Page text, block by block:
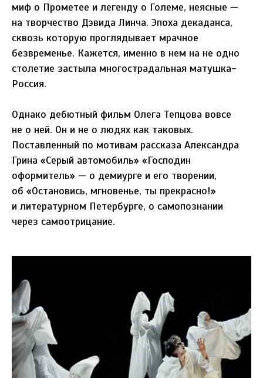
миф о Прометее и легенду о Големе, неясные —
на творчество Дэвида Линча. Эпоха декаданса,
сквозь которую проглядывает мрачное
безвременье. Кажется, именно в нем на не одно
столетие застыла многострадальная матушка-
Россия.
Однако дебютный фильм Олега Тепцова вовсе
не о ней. Он и не о людях как таковых.
Поставленный по мотивам рассказа Александра
Грина «Серый автомобиль» «Господин
оформитель» — о демиурге и его творении,
об «Остановись, мгновенье, ты прекрасно!»
и литературном Петербурге, о самопознании
через самоотрицание.